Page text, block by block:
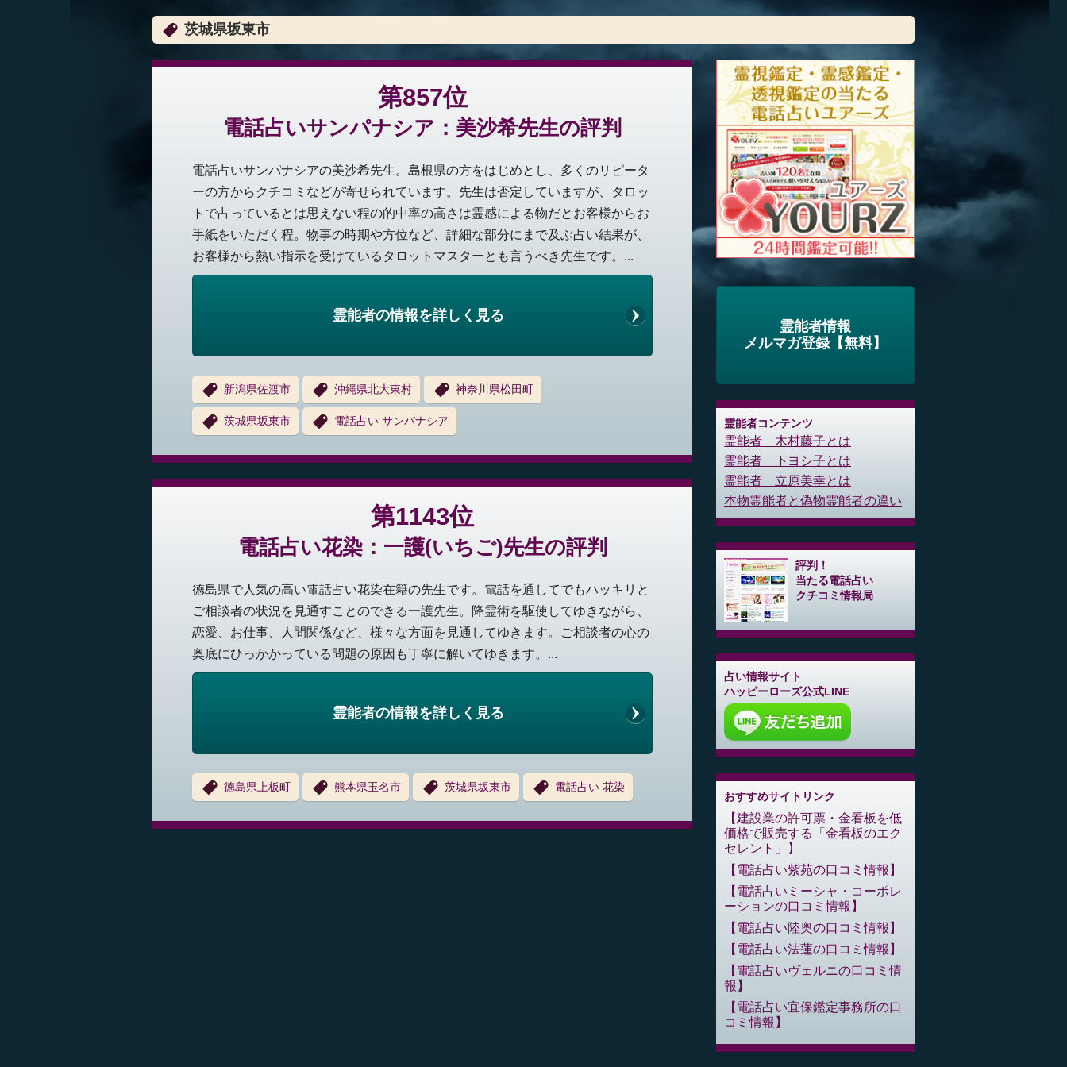
茨城県坂東市
第857位
電話占いサンパナシア：美沙希先生の評判
電話占いサンパナシアの美沙希先生。島根県の方をはじめとし、多くのリピータ
ーの方からクチコミなどが寄せられています。先生は否定していますが、タロッ
トで占っているとは思えない程の的中率の高さは霊感による物だとお客様からお
手紙をいただく程。物事の時期や方位など、詳細な部分にまで及ぶ占い結果が、
お客様から熱い指示を受けているタロットマスターとも言うべき先生です。...
霊能者の情報を詳しく見る
新潟県佐渡市 沖縄県北大東村 神奈川県松田町
茨城県坂東市 電話占い サンパナシア
第1143位
電話占い花染：一護(いちご)先生の評判
徳島県で人気の高い電話占い花染在籍の先生です。電話を通してでもハッキリと
ご相談者の状況を見通すことのできる一護先生。降霊術を駆使してゆきながら、
恋愛、お仕事、人間関係など、様々な方面を見通してゆきます。ご相談者の心の
奥底にひっかかっている問題の原因も丁寧に解いてゆきます。...
霊能者の情報を詳しく見る
徳島県上板町 熊本県玉名市 茨城県坂東市 電話占い 花染
霊能者情報
メルマガ登録【無料】
霊能者コンテンツ
霊能者 木村藤子とは
霊能者 下ヨシ子とは
霊能者 立原美幸とは
本物霊能者と偽物霊能者の違い
評判！
当たる電話占い
クチコミ情報局
占い情報サイト
ハッピーローズ公式LINE
おすすめサイトリンク
建設業の許可票・金看板を低
価格で販売する「金看板のエク
セレント」
電話占い紫苑の口コミ情報
電話占いミーシャ・コーポレ
ーションの口コミ情報
電話占い陸奥の口コミ情報
電話占い法蓮の口コミ情報
電話占いヴェルニの口コミ情
報
電話占い宜保鑑定事務所の口
コミ情報